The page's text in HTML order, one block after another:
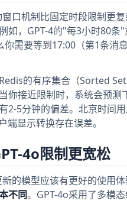
口机制比固定时段限制更复
如，GPT-4的"每3小时80条
需要等到17:00（第1条消
的有序集合（Sorted
你接近限制时，系统会预
2-5分钟的偏差。北京时间
端显示转换存在误差。
4o限制更宽松
的模型应该有更好的使用
不同。GPT-4o采用了多模